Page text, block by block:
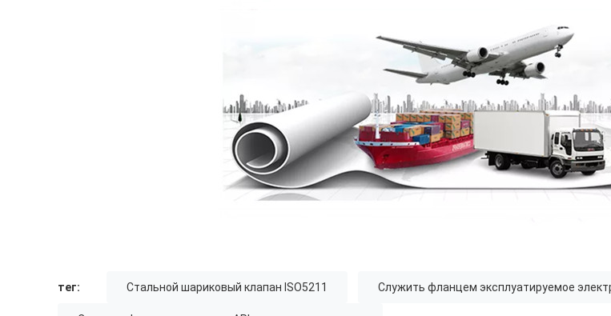
тег: Стальной шариковый клапан ISO5211 Служить фланцем эксплуатируемое